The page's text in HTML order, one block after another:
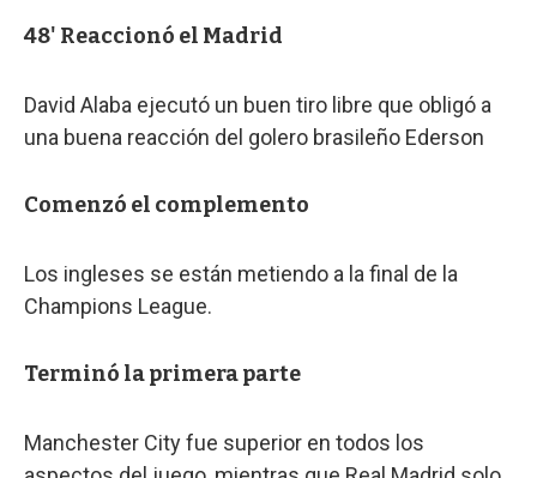
48' Reaccionó el Madrid
David Alaba ejecutó un buen tiro libre que obligó a
una buena reacción del golero brasileño Ederson
Comenzó el complemento
Los ingleses se están metiendo a la final de la
Champions League.
Terminó la primera parte
Manchester City fue superior en todos los